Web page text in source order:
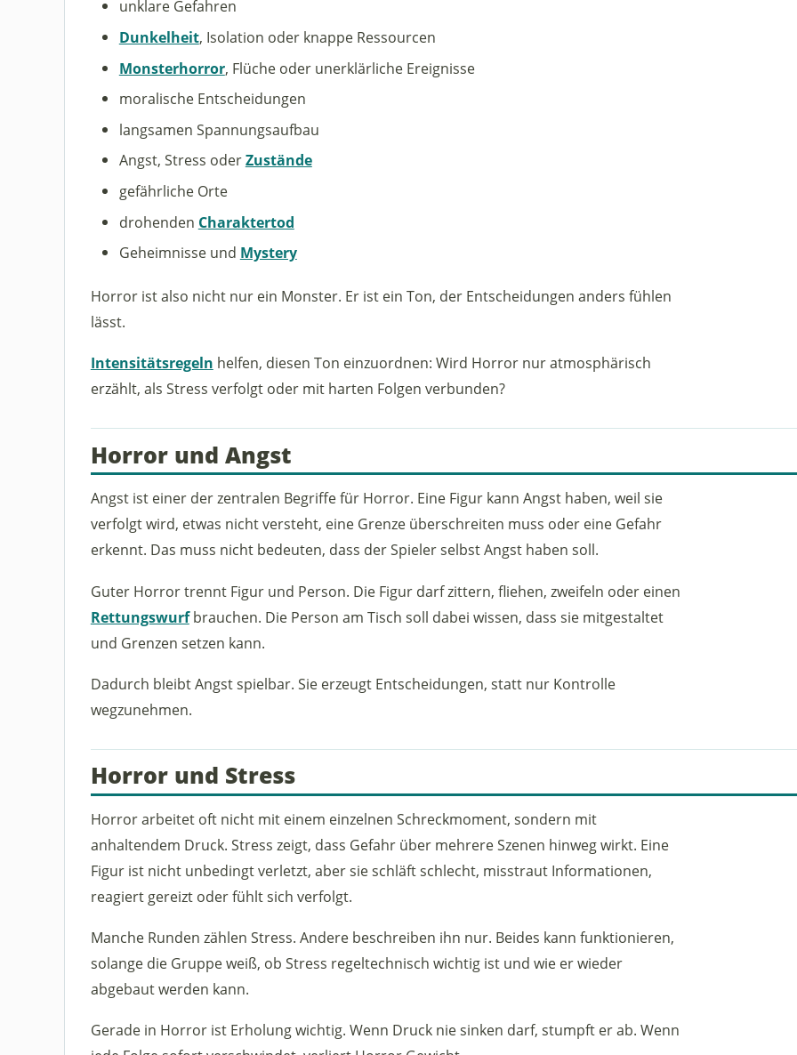
unklare Gefahren
Dunkelheit, Isolation oder knappe Ressourcen
Monsterhorror, Flüche oder unerklärliche Ereignisse
moralische Entscheidungen
langsamen Spannungsaufbau
Angst, Stress oderZustände
gefährliche Orte
drohenden Charaktertod
Geheimnisse und Mystery
Horror ist also nicht nur ein Monster. Er ist ein Ton, der Entscheidungen anders fühlen
lässt.
Intensitätsregeln helfen, diesen Ton einzuordnen: Wird Horror nur atmosphärisch
erzählt, als Stress verfolgt oder mit harten Folgen verbunden?
Horror und Angst
Angst ist einer der zentralen Begriffe für Horror. Eine Figur kann Angst haben, weil sie
verfolgt wird, etwas nicht versteht, eine Grenze überschreiten muss oder eine Gefahr
erkennt. Das muss nicht bedeuten, dass der Spieler selbst Angst haben soll.
Guter Horror trennt Figur und Person. Die Figur darf zittern, fliehen, zweifeln oder einen
Rettungswurfbrauchen. Die Person am Tisch soll dabei wissen, dass sie mitgestaltet
und Grenzen setzen kann.
Dadurch bleibt Angst spielbar. Sie erzeugt Entscheidungen, statt nur Kontrolle
wegzunehmen.
Horror und Stress
Horror arbeitet oft nicht mit einem einzelnen Schreckmoment, sondern mit
anhaltendem Druck. Stress zeigt, dass Gefahr über mehrere Szenen hinweg wirkt. Eine
Figur ist nicht unbedingt verletzt, aber sie schläft schlecht, misstraut Informationen,
reagiert gereizt oder fühlt sich verfolgt.
Manche Runden zählen Stress. Andere beschreiben ihn nur. Beides kann funktionieren,
solange die Gruppe weiß, ob Stress regeltechnisch wichtig ist und wie er wieder
abgebaut werden kann.
Gerade in Horror ist Erholung wichtig. Wenn Druck nie sinken darf, stumpft er ab. Wenn